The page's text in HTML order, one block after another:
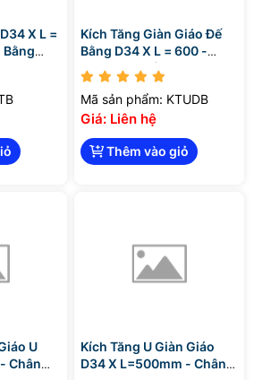
X L =
Bằng
Kích Tăng Giàn Giáo Đế
Bằng D34 X L = 600 -
Chân Kích Bằng
Mã sản phẩm: KTUDB
Giá: Liên hệ
Thêm vào giỏ
U
Chân
Kích Tăng U Giàn Giáo
D34 X L=500mm - Chân